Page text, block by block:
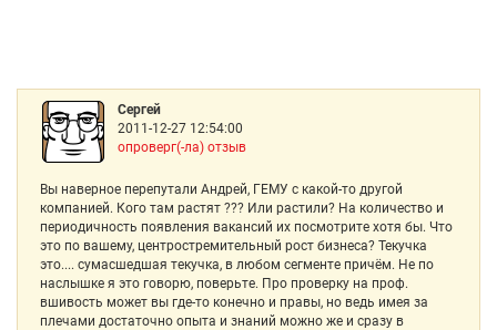
Сергей
2011-12-27 12:54:00
опроверг(-ла) отзыв
Вы наверное перепутали Андрей, ГЕМУ с какой-то другой
компанией. Кого там растят ??? Или растили? На количество и
периодичность появления вакансий их посмотрите хотя бы. Что
это по вашему, центростремительный рост бизнеса? Текучка
это.... сумасшедшая текучка, в любом сегменте причём. Не по
наслышке я это говорю, поверьте. Про проверку на проф.
вшивость может вы где-то конечно и правы, но ведь имея за
плечами достаточно опыта и знаний можно же и сразу в